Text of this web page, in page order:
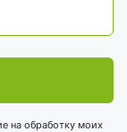
на обработку моих